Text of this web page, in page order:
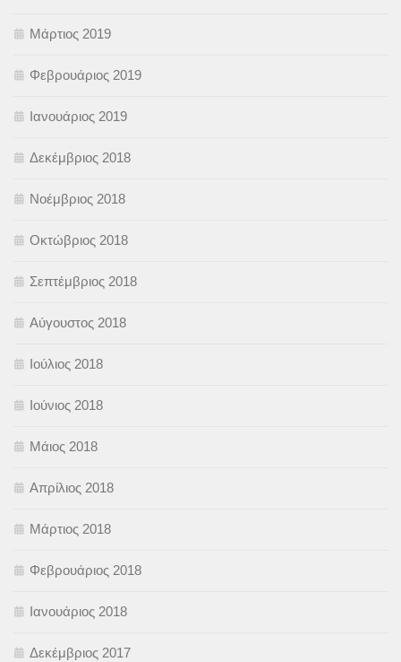
Μάρτιος 2019
Φεβρουάριος 2019
Ιανουάριος 2019
Δεκέμβριος 2018
Νοέμβριος 2018
Οκτώβριος 2018
Σεπτέμβριος 2018
Αύγουστος 2018
Ιούλιος 2018
Ιούνιος 2018
Μάιος 2018
Απρίλιος 2018
Μάρτιος 2018
Φεβρουάριος 2018
Ιανουάριος 2018
Δεκέμβριος 2017